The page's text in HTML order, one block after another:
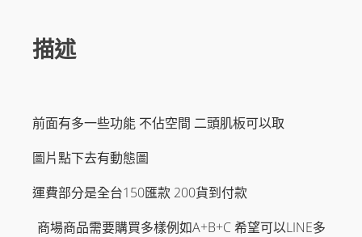
描述
前面有多一些功能 不佔空間 二頭肌板可以取
圖片點下去有動態圖
運費部分是全台150匯款 200貨到付款
商場商品需要購買多樣例如A+B+C 希望可以LINE多